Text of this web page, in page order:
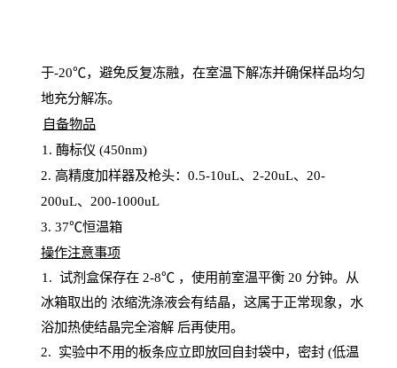
于-20℃，避免反复冻融，在室温下解冻并确保样品均匀
地充分解冻。
自备物品
1 . 酶标仪 (450nm)
2. 高精度加样器及枪头： 0.5-10uL、 2-20uL、 20-
200uL、 200-1000uL
3. 37℃恒温箱
操作注意事项
1. 试剂盒保存在 2-8℃ ，使用前室温平衡 20 分钟。从
冰箱取出的 浓缩洗涤液会有结晶，这属于正常现象，水
浴加热使结晶完全溶解 后再使用。
2. 实验中不用的板条应立即放回自封袋中，密封(低温